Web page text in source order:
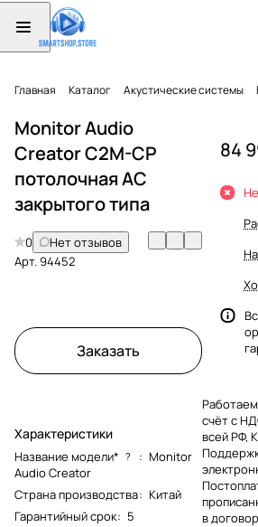
Главная Каталог Акустические системы
Monitor Audio
Creator C2M-CP
потолочная АС
закрытого типа
0
Нет отзывов
Арт.94452
Заказать
Характеристики
Название модели* ? : Monitor
Audio Creator
Страна производства: Китай
Гарантийный срок: 5
84
счёт с
всей РФ,
в